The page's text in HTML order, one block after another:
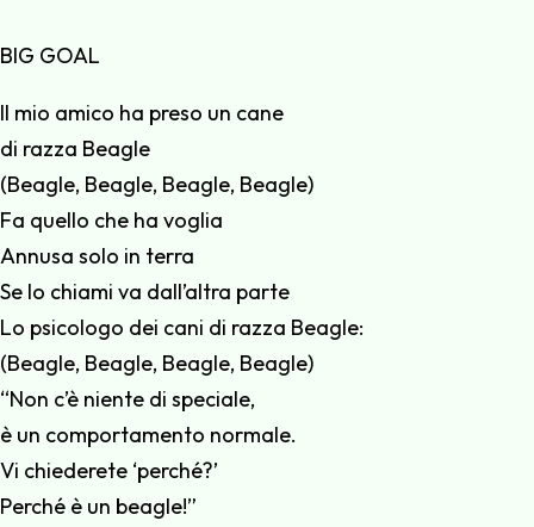
BIG GOAL
Il mio amico ha preso un cane
di razza Beagle
(Beagle, Beagle, Beagle, Beagle)
Fa quello che ha voglia
Annusa solo in terra
Se lo chiami va dall’altra parte
Lo psicologo dei cani di razza Beagle:
(Beagle, Beagle, Beagle, Beagle)
“Non c’è niente di speciale,
è un comportamento normale.
Vi chiederete ‘perché?’
Perché è un beagle!”